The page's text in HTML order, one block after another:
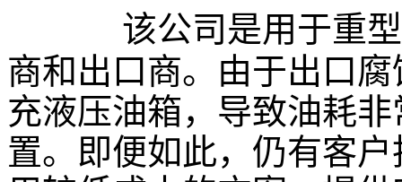
该公司是用于重
商和出口商。 由于出口
充液压油箱，导致油耗
置。即便如此，仍有客